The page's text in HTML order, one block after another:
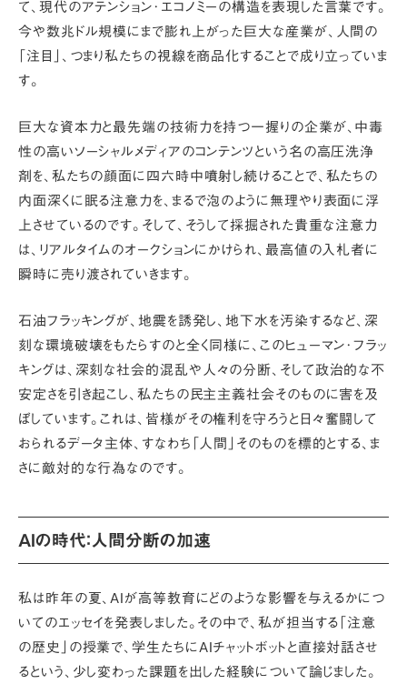
て、現代のアテンション･エコノミーの構造を表現した言葉です。
今や数兆ドル規模にまで膨れ上がった巨大な産業が、人間の
「注目」、つまり私たちの視線を商品化することで成り立っていま
す。
巨大な資本力と最先端の技術力を持つ一握りの企業が、中毒
性の高いソーシャルメディアのコンテンツという名の高圧洗浄
剤を、私たちの顔面に四六時中噴射し続けることで、私たちの
内面深くに眠る注意力を、まるで泡のように無理やり表面に浮
上させているのです。そして、そうして採掘された貴重な注意力
は、リアルタイムのオークションにかけられ、最高値の入札者に
瞬時に売り渡されていきます。
石油フラッキングが、地震を誘発し、地下水を汚染するなど、深
刻な環境破壊をもたらすのと全く同様に、このヒューマン･フラッ
キングは、深刻な社会的混乱や人々の分断、そして政治的な不
安定さを引き起こし、私たちの民主主義社会そのものに害を及
ぼしています。これは、皆様がその権利を守ろうと日々奮闘して
おられるデータ主体、すなわち「人間」そのものを標的とする、ま
さに敵対的な行為なのです。
AIの時代：人間分断の加速
私は昨年の夏、AIが高等教育にどのような影響を与えるかにつ
いてのエッセイを発表しました。その中で、私が担当する「注意
の歴史」の授業で、学生たちにAIチャットボットと直接対話させ
るという、少し変わった課題を出した経験について論じました。